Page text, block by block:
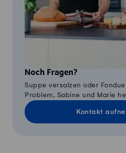
Noch Fragen?
Suppe versalzen oder
Problem, Sabine und Marie
Kontakt